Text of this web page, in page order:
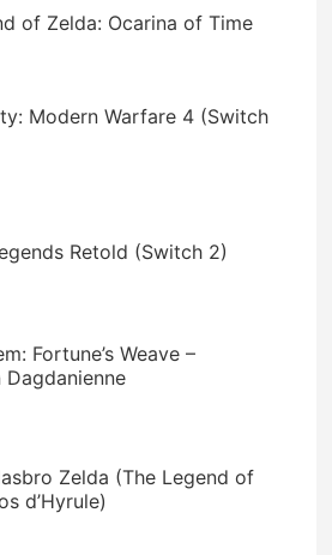
of Zelda: Ocarina of Time
Modern Warfare 4 (Switch
Retold (Switch 2)
Fortune’s Weave –
Zelda (The Legend of
d’Hyrule)